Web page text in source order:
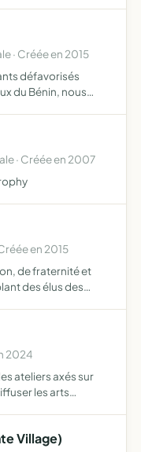
· Créée en 2015
défavorisés
du Bénin, nous
· Créée en 2007
en 2015
de fraternité et
des élus des
2024
ateliers axés sur
les arts
Village)